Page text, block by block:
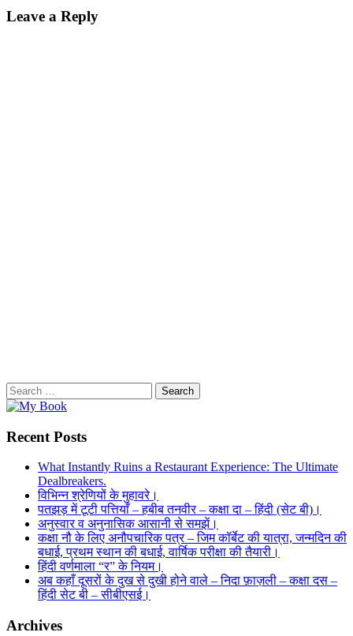
Leave a Reply
Search
for:
Recent Posts
What Instantly Ruins a Restaurant Experience: The Ultimate
Dealbreakers.
विभिन्न श्रेणियों के मुहावरे।
पतझड़ में टूटी पत्तियाँ – हबीब तनवीर – कक्षा दा – हिंदी (सेट बी)।
अनुस्वार व अनुनासिक आसानी से समझें।
कक्षा नौ के लिए अनौपचारिक पत्र – जिम कॉर्बेट की यात्रा, जन्मदिन की
बधाई, प्रथम स्थान की बधाई, वार्षिक परीक्षा की तैयारी।
हिंदी वर्णमाला “र” के नियम।
अब कहाँ दूसरों के दुख से दुखी होने वाले – निदा फ़ाज़ली – कक्षा दस –
हिंदी सेट बी – सीबीएसई।
Archives